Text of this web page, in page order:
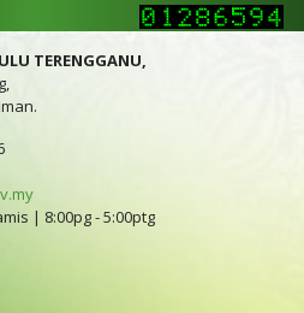
TERENGGANU,
| 8:00pg - 5:00ptg